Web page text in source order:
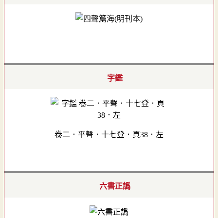
字鑑
卷二．平聲．十七登．頁38．左
六書正譌